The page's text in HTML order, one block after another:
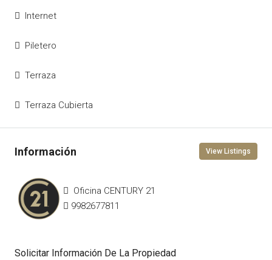
Internet
Piletero
Terraza
Terraza Cubierta
View Listings
Oficina CENTURY 21
9982677811
Solicitar Información De La Propiedad